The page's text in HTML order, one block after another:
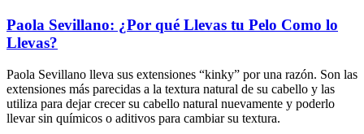
Paola Sevillano: ¿Por qué Llevas tu Pelo Como lo
Llevas?
Paola Sevillano lleva sus extensiones “kinky” por una razón. Son las
extensiones más parecidas a la textura natural de su cabello y las
utiliza para dejar crecer su cabello natural nuevamente y poderlo
llevar sin químicos o aditivos para cambiar su textura.